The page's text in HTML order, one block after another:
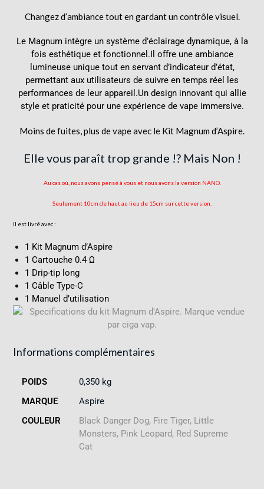
Changez d’ambiance tout en gardant un contrôle visuel.
Le Magnum intègre un système d’éclairage dynamique, à la
fois esthétique et fonctionnel.Il offre une ambiance
lumineuse unique tout en servant d’indicateur d’état,
permettant aux utilisateurs de suivre en temps réel les
performances de leur appareil.Un design innovant qui allie
style et praticité pour une expérience de vape immersive.
Moins de fuites, plus de vape avec le Kit Magnum d’Aspire.
Elle vous paraît trop grande !? Mais Non !
Au cas où, nous avons pensé à vous et nous avons la version NANO.
Seulement 10cm de haut au lieu de 15cm sur cette version.
Il est livré avec :
1 Kit Magnum d’Aspire
1 Cartouche 0.4 Ω
1 Drip-tip long
1 Câble Type-C
1 Manuel d’utilisation
Informations complémentaires
POIDS
0,350 kg
MARQUE
Aspire
COULEUR
Black Danger Dog, Fire Tiger, Little
Monsters, Pink Leopard, Red Supreme
Cat